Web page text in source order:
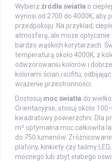
Wybierz źródła światła o
wynosi od 2700 do 4000K, aby
przedpokoju. Na przykład,
atmosferę, ale może
bardzo wąskich korytarzach.
temperaturą około 4000K, z
odwzorowaniu kolorów i
kolorami ścian i sufitu,
wrażenie przestronności.
Dostosuj moc światła do
Orientacyjnie, stosuj około
kwadratowy powierzchni. Dla
m² optymalna moc całkowita
do 750 lumenów.
plafony, kinkiety czy taśmy
mocnego lub zbyt słabego